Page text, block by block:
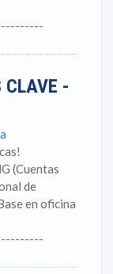
CLAVE -
(Cuentas
de
en oficina